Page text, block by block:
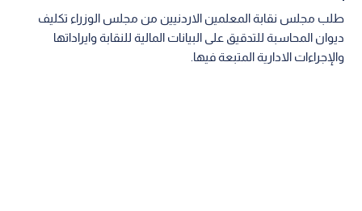
طلب مجلس نقابة المعلمين الاردنيين من مجلس الوزراء تكليف
ديوان المحاسبة للتدقيق على البيانات المالية للنقابة وايراداتها
والإجراءات الادارية المتبعة فيها.